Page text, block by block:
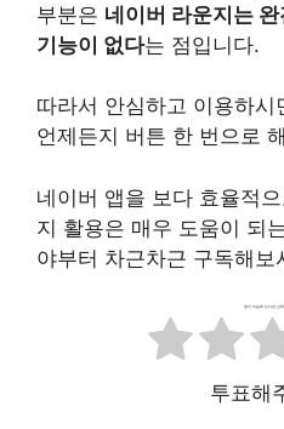
부분은 네이버 라운지는
기능이 없다는 점입니다.
따라서 안심하고 이용하
언제든지 버튼 한 번으로
네이버 앱을 보다 효율적
지 활용은 매우 도움이 되
야부터 차근차근 구독해보
글이 마음에 든다면 선
투표해